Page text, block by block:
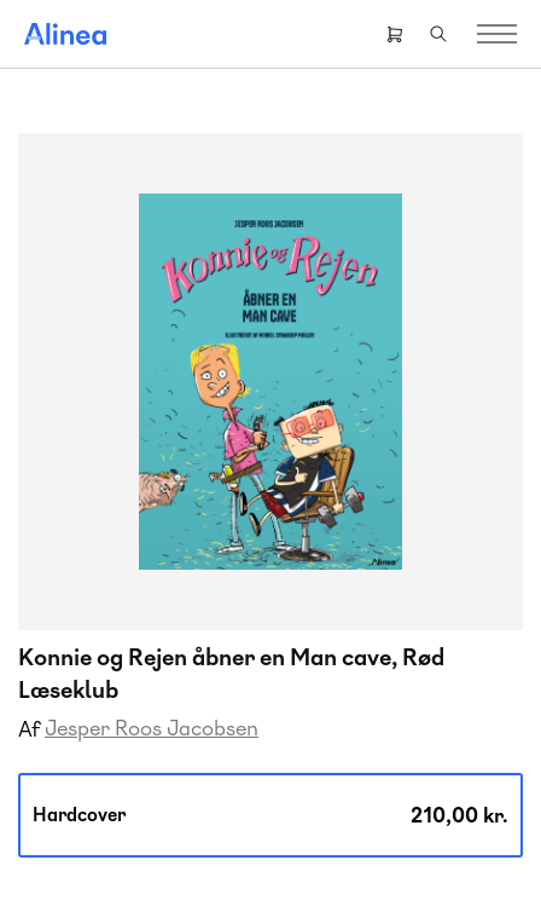
hovedindhold
Header
right
Konnie og Rejen åbner en Man cave, Rød
Læseklub
Af Jesper Roos Jacobsen
Hardcover 210,00 kr.